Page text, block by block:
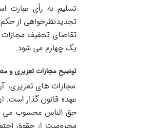
تسلیم به رأی عبارت
تجدیدنظرخواهی از
تقاضای تخفیف مجازات
یک چهارم می شود.
توضیح مجازات تعزیری و
مجازات های
عهده قانون گذار
حق الناس محسوب می